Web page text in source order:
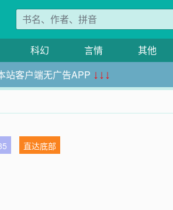
科幻 言情 其他
站客户端无广告APP ↓↓↓
直达底部